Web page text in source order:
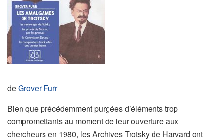
deGrover Furr
Bien que précédemment purgées d’éléments trop
compromettants au moment de leur ouverture aux
chercheurs en 1980, les Archives Trotsky de Harvard ont